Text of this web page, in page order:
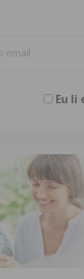
Eu li